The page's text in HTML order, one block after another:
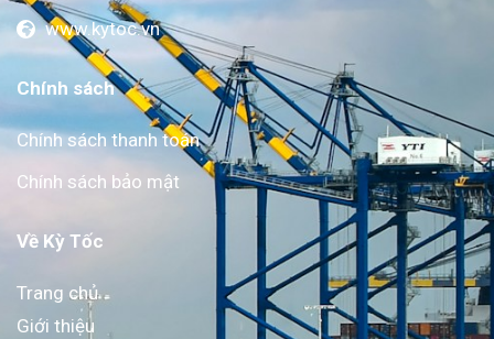
www.kytoc.vn
Chính sách
Chính sách thanh toán
Chính sách bảo mật
Về Kỳ Tốc
Trang chủ
Giới thiệu